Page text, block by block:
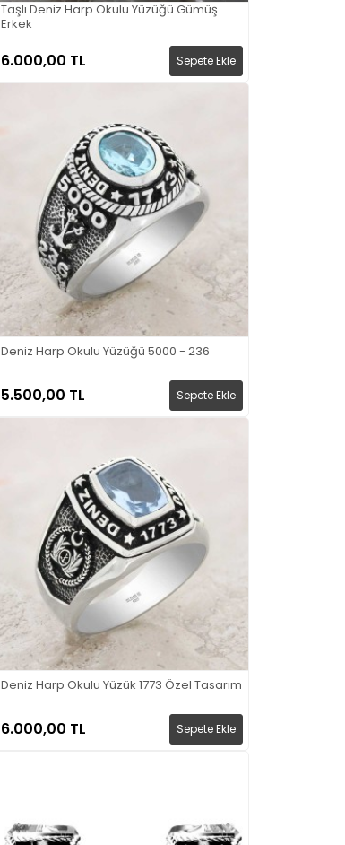
Taşlı Deniz Harp Okulu Yüzüğü Gümüş
Erkek
6.000,00 TL Sepete Ekle
Deniz Harp Okulu Yüzüğü 5000 - 236
5.500,00 TL Sepete Ekle
Deniz Harp Okulu Yüzük 1773 Özel Tasarım
6.000,00 TL Sepete Ekle